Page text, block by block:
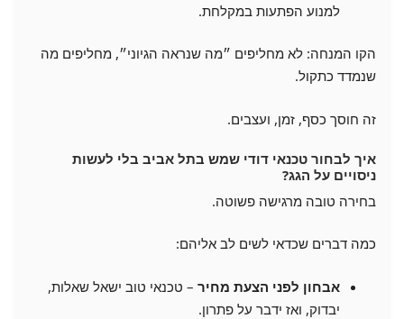
למנוע הפתעות במקלחת.
הקו המנחה: לא מחליפים ״מה שנראה הגיוני״, מחליפים מה
שנמדד כתקול.
זה חוסך כסף, זמן, ועצבים.
איך לבחור טכנאי דודי שמש בתל אביב בלי לעשות
ניסויים על הגג?
בחירה טובה מרגישה פשוטה.
כמה דברים שכדאי לשים לב אליהם:
אבחון לפני הצעת מחיר – טכנאי טוב ישאל שאלות,
יבדוק, ואז ידבר על פתרון.